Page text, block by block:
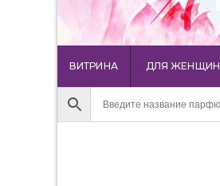
ВИТРИНА ДЛЯ ЖЕНЩИН